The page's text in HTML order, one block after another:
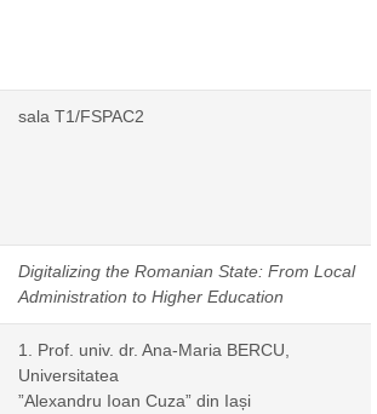
sala T1/FSPAC2
Digitalizing the Romanian State: From Local
Administration to Higher Education
1. Prof. univ. dr. Ana-Maria BERCU,
Universitatea
”Alexandru Ioan Cuza” din Iași